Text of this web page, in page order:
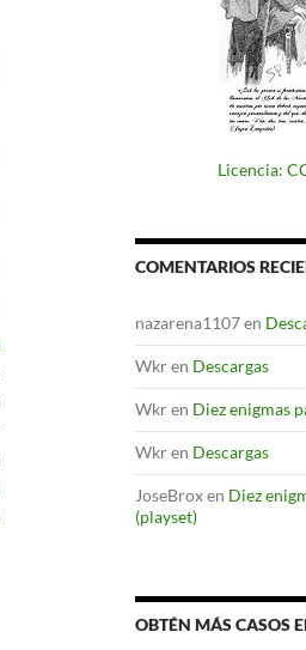
Licencia:
COMENTARIOS
nazarena1107en
Wkren Descargas
Wkren Diez enigmas
Wkren Descargas
JoseBroxen Diez
(playset)
OBTÉN MÁS CASOS